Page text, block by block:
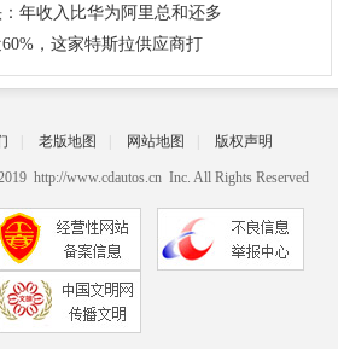
年收入比华为阿里总和还多
，这家特斯拉供应商打
老版地图 网站地图 版权声明
http://www.cdautos.cn Inc. All Rights Reserved